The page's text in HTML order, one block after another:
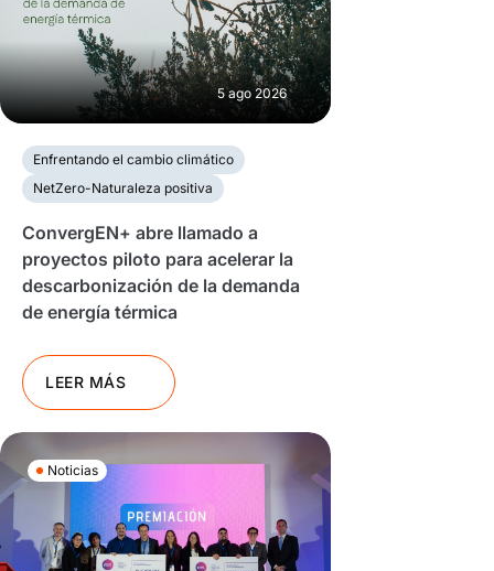
5 ago 2026
Enfrentando el cambio climático
NetZero-Naturaleza positiva
ConvergEN+ abre llamado a
proyectos piloto para acelerar la
descarbonización de la demanda
de energía térmica
LEER MÁS
Noticias